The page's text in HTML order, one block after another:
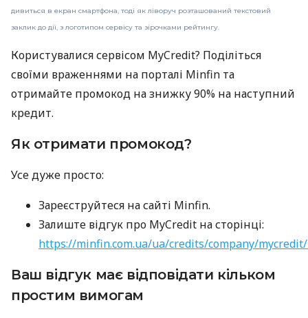
дивиться в екран смартфона, тоді як ліворуч розташований текстовий
заклик до дії, з логотипом сервісу та зірочками рейтингу.
Користувалися сервісом MyCredit? Поділіться
своїми враженнями на порталі Minfin та
отримайте промокод на знижку 90% на наступний
кредит.
Як отримати промокод?
Усе дуже просто:
Зареєструйтеся на сайті Minfin.
Залиште відгук про MyCredit на сторінці:
https://minfin.com.ua/ua/credits/company/
Ваш відгук має відповідати кільком
простим вимогам